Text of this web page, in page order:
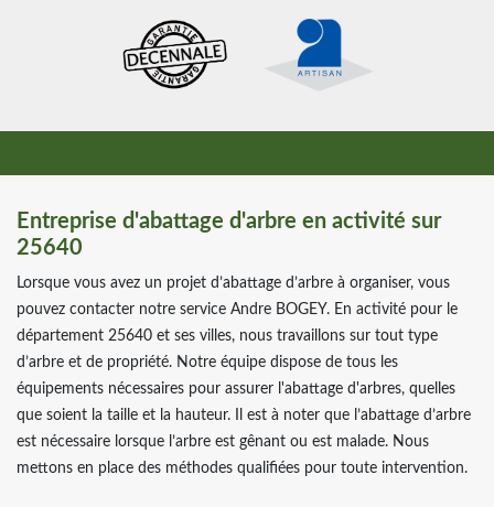
Entreprise d'abattage d'arbre en activité sur
25640
Lorsque vous avez un projet d’abattage d’arbre à organiser, vous
pouvez contacter notre service Andre BOGEY. En activité pour le
département 25640 et ses villes, nous travaillons sur tout type
d’arbre et de propriété. Notre équipe dispose de tous les
équipements nécessaires pour assurer l'abattage d'arbres, quelles
que soient la taille et la hauteur. Il est à noter que l’abattage d’arbre
est nécessaire lorsque l’arbre est gênant ou est malade. Nous
mettons en place des méthodes qualifiées pour toute intervention.